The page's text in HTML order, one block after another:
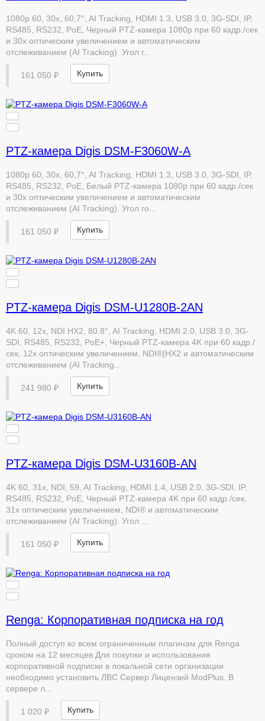
1080p 60, 30x, 60,7°, AI Tracking, HDMI 1.3, USB 3.0, 3G-SDI, IP,
RS485, RS232, PoE, Черный PTZ-камера 1080p при 60 кадр./сек
и 30x оптическим увеличением и автоматическим
отслеживанием (AI Tracking). Угол г...
161 050 ₽ Купить
PTZ-камера Digis DSM-F3060W-A
1080p 60, 30x, 60,7°, AI Tracking, HDMI 1.3, USB 3.0, 3G-SDI, IP,
RS485, RS232, PoE, Белый PTZ-камера 1080p при 60 кадр./сек
и 30x оптическим увеличением и автоматическим
отслеживанием (AI Tracking). Угол го...
161 050 ₽ Купить
PTZ-камера Digis DSM-U1280B-2AN
4K 60, 12x, NDI HX2, 80.8°, AI Tracking, HDMI 2.0, USB 3.0, 3G-
SDI, RS485, RS232, PoE+, Черный PTZ-камера 4K при 60 кадр./
сек, 12x оптическим увеличением, NDI®|HX2 и автоматическим
отслеживанием (AI Tracking...
241 980 ₽ Купить
PTZ-камера Digis DSM-U3160B-AN
4K 60, 31x, NDI, 59, AI Tracking, HDMI 1.4, USB 2.0, 3G-SDI, IP,
RS485, RS232, PoE, Черный PTZ-камера 4K при 60 кадр./сек,
31x оптическим увеличением, NDI® и автоматическим
отслеживанием (AI Tracking). Угол ...
161 050 ₽ Купить
Renga: Корпоративная подписка на год
Полный доступ ко всем ограниченным плагинам для Renga
сроком на 12 месяцев Для покупки и использования
корпоративной подписки в локальной сети организации
необходимо установить ЛВС Сервер Лицензий ModPlus. В
сервере л...
1 020 ₽ Купить